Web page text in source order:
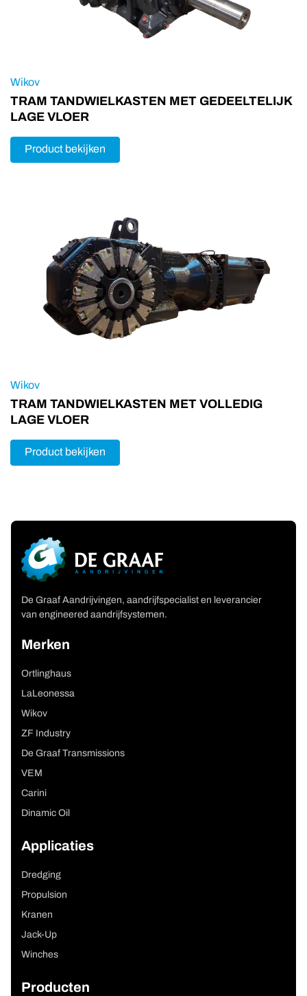
Wikov
TRAM TANDWIELKASTEN MET GEDEELTELIJK
LAGE VLOER
Product bekijken
Wikov
TRAM TANDWIELKASTEN MET VOLLEDIG
LAGE VLOER
Product bekijken
De Graaf Aandrijvingen, aandrijfspecialist en leverancier
van engineered aandrijfsystemen.
Merken
Ortlinghaus
LaLeonessa
Wikov
ZF Industry
De Graaf Transmissions
VEM
Carini
Dinamic Oil
Applicaties
Dredging
Propulsion
Kranen
Jack-Up
Winches
Producten